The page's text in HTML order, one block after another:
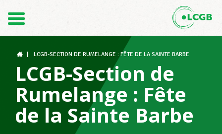
DE
Le LCGB
Structures syndicales
LCGB-SECTION DE RUMELANGE : FÊTE DE LA SAINTE BARBE
LCGB-Section de
Rumelange : Fête
de la Sainte Barbe